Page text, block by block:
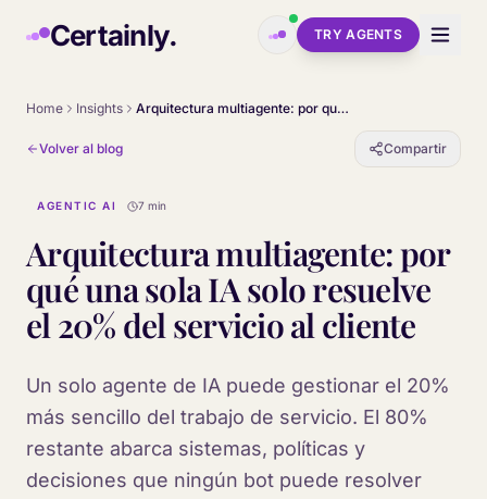
Certainly. TRY AGENTS
Home Insights Arquitectura multiagente: por qué una sola IA solo resuelve el 20% del servicio al cliente
Volver al blog Compartir
AGENTIC AI 7 min
Arquitectura multiagente: por
qué una sola IA solo resuelve
el 20% del servicio al cliente
Un solo agente de IA puede gestionar el 20%
más sencillo del trabajo de servicio. El 80%
restante abarca sistemas, políticas y
decisiones que ningún bot puede resolver